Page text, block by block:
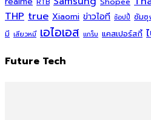
RTB
THP true Xiaomi ข่าวไอที ช้อปปี้ ซัมซุ
มี เสียวหมี่ เอไอเอส แกร็บ แคสเปอร์สกี้
Future Tech